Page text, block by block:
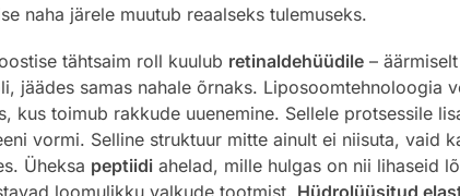
naha järele muutub reaalseks tulemuseks.
tähtsaim roll kuulub retinaldehüüdile–
jäädes samas nahale õrnaks. Liposoomtehnoloogia
kus toimub rakkude uuenemine. Sellele protsessile
vormi. Selline struktuur mitte ainult ei niisuta, vaid
Üheksa peptiidiahelad, mille hulgas on nii lihaseid